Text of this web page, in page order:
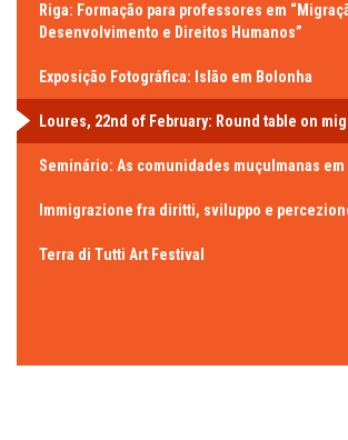
Riga: Formação para professores em
Desenvolvimento e Direitos Humanos”
Exposição Fotográfica: Islão em Bolonha
Loures, 22nd of February: Round table on
Seminário: As comunidades muçulmanas em
Immigrazione fra diritti, sviluppo e
Terra di Tutti Art Festival